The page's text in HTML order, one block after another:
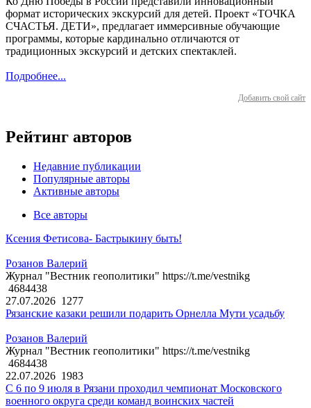
формат исторических экскурсий для детей. Проект «ТОЧКА
СЧАСТЬЯ. ДЕТИ», предлагает иммерсивные обучающие
программы, которые кардинально отличаются от
традиционных экскурсий и детских спектаклей.
Подробнее...
Добавить свой сайт
Рейтинг авторов
Недавние публикации
Популярные авторы
Активные авторы
Все авторы
Ксения Фетисова- Бастрыкину быть!
Розанов Валерий
Журнал "Вестник геополитики" https://t.me/vestnikg
4684438
27.07.2026 1277
Рязанские казаки решили подарить Орнелла Мути усадьбу
Розанов Валерий
Журнал "Вестник геополитики" https://t.me/vestnikg
4684438
22.07.2026 1983
С 6 по 9 июля в Рязани проходил чемпионат Московского
военного округа среди команд воинских частей